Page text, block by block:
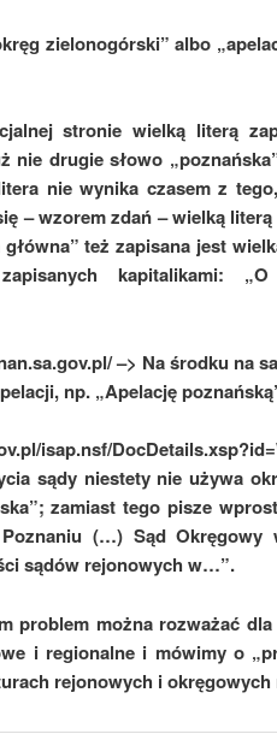
zielonogórski” albo
stronie wielką literą
nie drugie słowo
nie wynika czasem z
– wzorem zdań – wielką
główna” też zapisana jest
kapitalikami:
–> Na środku na
np. „Apelację
isap.nsf/
sądy niestety nie używa
zamiast tego pisze
(…) Sąd Okręgowy
sądów rejonowych w…”.
problem można rozważać
i regionalne i mówimy o
rejonowych i okręgowych